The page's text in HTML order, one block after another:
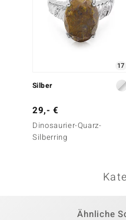
17
Silber
29,- €
Dinosaurier-Quarz-
Silberring
Ähnliche